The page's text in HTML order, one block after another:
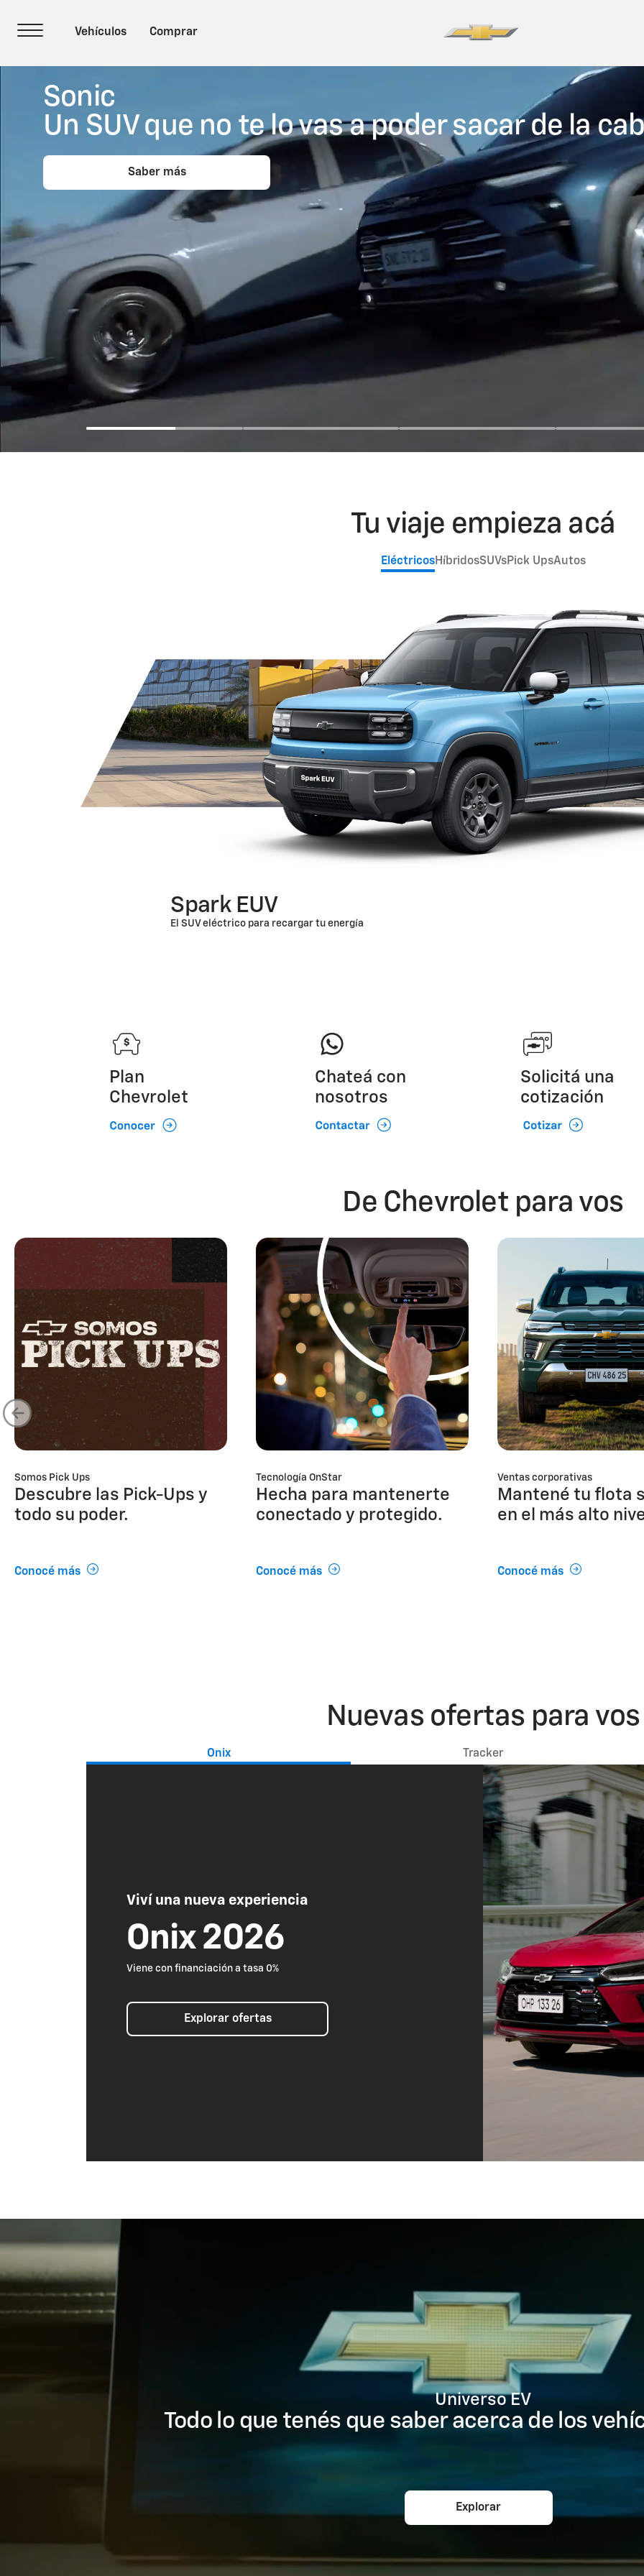
Sonic
Un SUV que no te lo vas a poder sacar de la
Saber más
Tu viaje empieza acá
EléctricosHíbridosSUVsPick UpsAutos
Spark EUV
El SUV eléctrico para recargar tu energía
Plan
Chevrolet
Chateá con
nosotros
Solicitá una
cotización
De Chevrolet para vos
Somos Pick Ups
Descubre las Pick-Ups y
todo su poder.
Conocé más
Tecnología OnStar
Hecha para mantenerte
conectado y protegido.
Conocé más
Ventas corporativas
Mantené tu flota
en el más alto
Conocé más
Nuevas ofertas para vos
Onix Tracker
Viví una nueva experiencia
Onix 2026
Viene con financiación a tasa 0%
Explorar ofertas
Universo EV
Todo lo que tenés que saber acerca de los
Explorar